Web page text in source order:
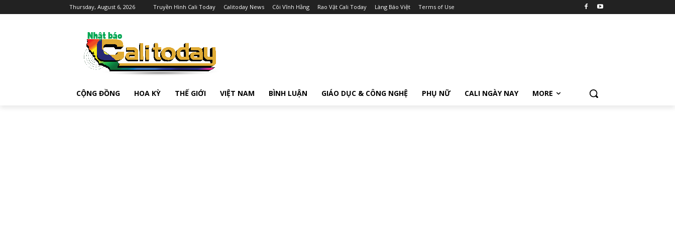
Thursday, August 6, 2026 Truyền Hình Cali Today Calitoday News Cõi Vĩnh Hằng Rao Vặt Cali Today Làng Báo Việt Terms of Use
CỘNG ĐỒNG HOA KỲ THẾ GIỚI VIỆT NAM BÌNH LUẬN GIÁO DỤC & CÔNG NGHỆ PHỤ NỮ CALI NGÀY NAY MORE